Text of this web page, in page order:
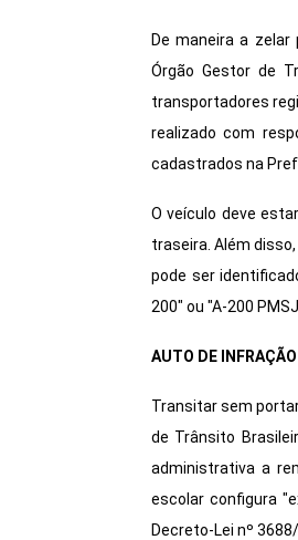
De maneira a
Órgão Gestor de
transportadores
realizado com
cadastrados na
O veículo deve
traseira. Além
pode ser
200" ou "A-200
AUTO DE INFRAÇÃO
Transitar sem
de Trânsito
administrativa a
escolar configura
Decreto-Lei nº 3688/